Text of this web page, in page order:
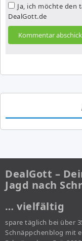
Ja, ich möchte den
DealGott.de
DealGott –
Jagd nach
… vielfältig
spare täglich bei über
Schnäppchenblog mit